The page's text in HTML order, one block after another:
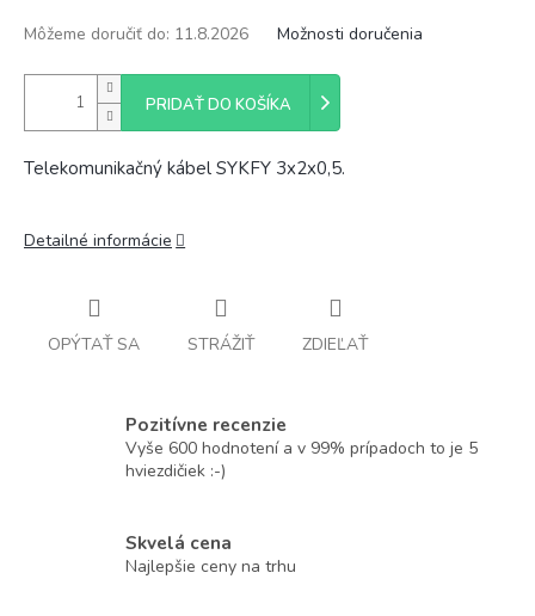
Môžeme doručiť do: 11.8.2026 Možnosti doručenia
PRIDAŤ DO KOŠÍKA
Telekomunikačný kábel SYKFY 3x2x0,5.
Detailné informácie
OPÝTAŤ SA STRÁŽIŤ ZDIEĽAŤ
Pozitívne recenzie
Vyše 600 hodnotení a v 99% prípadoch to je 5
hviezdičiek :-)
Skvelá cena
Najlepšie ceny na trhu